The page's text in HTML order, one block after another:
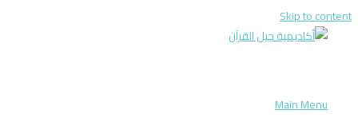
Skip to content
Main Menu